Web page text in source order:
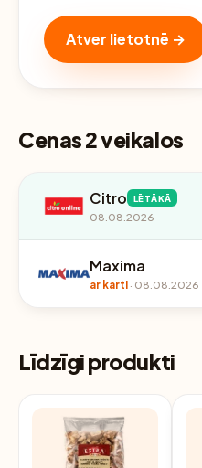
Atver lietotnē →
Cenas 2 veikalos
Citro LĒTĀKĀ
08.08.2026
Maxima
ar karti· 08.08.2026
Līdzīgi produkti